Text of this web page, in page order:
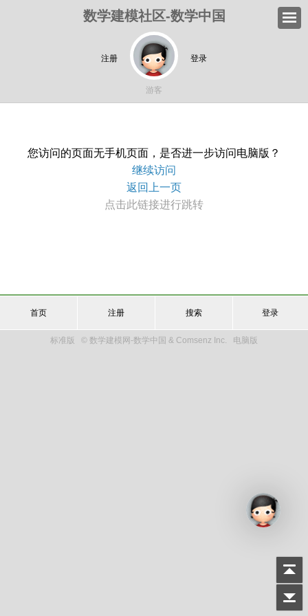
数学建模社区-数学中国
注册 登录
游客
您访问的页面无手机页面，是否进一步访问电脑版？
继续访问
返回上一页
点击此链接进行跳转
首页 注册 搜索 登录
标准版 © 数学建模网-数学中国 & Comsenz Inc. 电脑版